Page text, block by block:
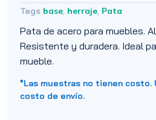
Tags base, herraje, Pata
Pata de acero para muebles.
Resistente y duradera. Ideal
mueble.
*Las muestras no tienen costo.
costo de envío.